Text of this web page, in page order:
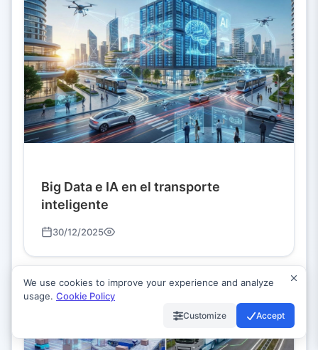
Big Data e IA en el transporte
inteligente
30/12/2025
We use cookies to improve your experience and analyze
usage. Cookie Policy
Customize Accept